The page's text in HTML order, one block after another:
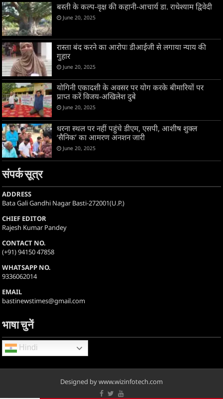
बस्ती के कल्प-वृक्ष की कहानी-आचार्य डा. राधेश्याम द्विवेदी
June 20, 2025
रास्ता बंद करने का आरोपः डीआईजी से लगाया न्याय की
गुहार
June 20, 2025
योगिनी एकादशी के अवसर पर योग करके बीमारियों पर
प्राप्त करें विजय-अखिलेश दुबे
June 20, 2025
धरना स्थल पर नहीं पहुंचे डीएम, एसपी, आशीष शुक्ल
‘सैनिक’ का आमरण अनशन जारी
June 20, 2025
संपर्क सूत्र
ADDRESS
Bata Gali Gandhi Nagar Basti-272001(U.P.)
CHIEF EDITOR
Rajesh Kumar Pandey
CONTACT NO.
(+91) 94150 47858
WHATSAPP NO.
9336062014
EMAIL
bastinewstimes@gmail.com
भाषा चुनें
Hindi
Designed by www.wizinfotech.com